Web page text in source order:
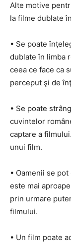
Alte motive
la filme dublate
• Se poate
dublate în limba
ceea ce face ca
perceput şi de
• Se poate
cuvintelor
captare a
unui film.
• Oamenii se
este mai
prin urmare
filmului.
• Un film poate